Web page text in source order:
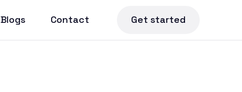
Blogs Contact Get started